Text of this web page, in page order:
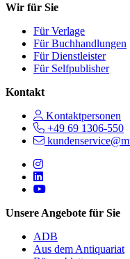
Wir für Sie
Für Verlage
Für Buchhandlungen
Für Dienstleister
Für Selfpublisher
Kontakt
Kontaktpersonen
+49 69 1306-550
Follow us on
Follow us on
Follow us on
Unsere Angebote für Sie
ADB
Aus dem Antiquariat